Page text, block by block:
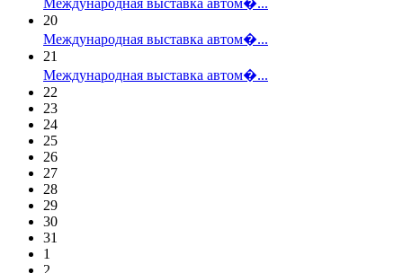
20
Международная выставка автом�...
21
Международная выставка автом�...
22
23
24
25
26
27
28
29
30
31
1
2